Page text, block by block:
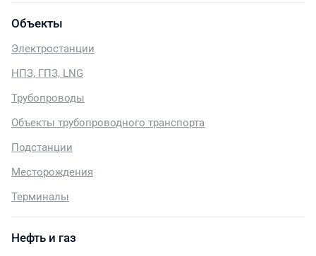
Объекты
Электростанции
НПЗ, ГПЗ, LNG
Трубопроводы
Объекты трубопроводного транспорта
Подстанции
Месторождения
Терминалы
Нефть и газ